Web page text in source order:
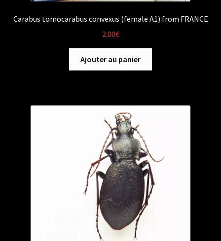
Carabus tomocarabus convexus (female A1) from FRANCE
2.00€
Ajouter au panier